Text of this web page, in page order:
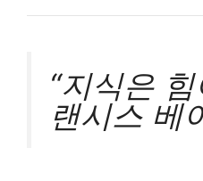
“지식은
랜시스 베